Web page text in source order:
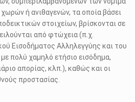
ή ανιθαγενών, τα οποία βάσει
στοιχείων, βρίσκονται σε
από φτώχεια (π.χ.
Εισοδήματος Αλληλεγγύης και του
πολύ χαμηλό ετήσιο εισόδημα,
απορίας, κλπ.), καθώς και οι
προστασίας.